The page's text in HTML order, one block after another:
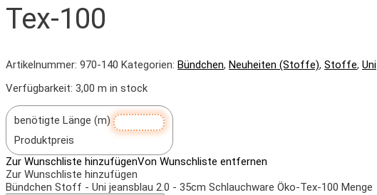
Tex-100
Artikelnummer: 970-140 Kategorien: Bündchen, Neuheiten (Stoffe), Stoffe, Uni
Verfügbarkeit: 3,00 m in stock
benötigte Länge (m)
Produktpreis
Zur Wunschliste hinzufügenVon Wunschliste entfernen
Zur Wunschliste hinzufügen
Bündchen Stoff - Uni jeansblau 2.0 - 35cm Schlauchware Öko-Tex-100 Menge